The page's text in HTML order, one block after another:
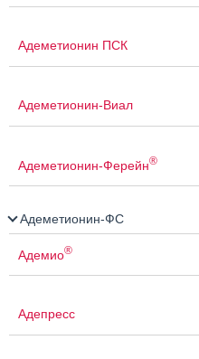
Адеметионин ПСК
Адеметионин-Виал
Адеметионин-Ферейн®
Адеметионин-ФС
Адемио®
Адепресс